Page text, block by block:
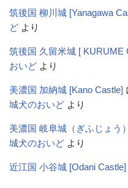
筑後国 柳川城 [Yanagawa
ど より
筑後国 久留米城 [ KURUME
おいど より
美濃国 加納城 [Kano Castle]
城犬のおいど より
美濃国 岐阜城（ぎふじょう
城犬のおいど より
近江国 小谷城 [Odani Castle]